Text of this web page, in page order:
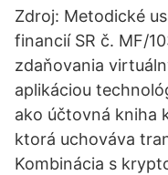
Zdroj: Metodické
financií SR č. MF/
zdaňovania
aplikáciou
ako účtovná kniha
ktorá uchováva
Kombinácia s